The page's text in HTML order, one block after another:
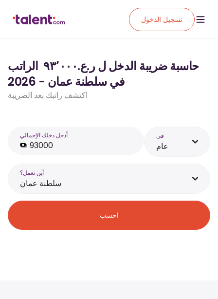
تسجيل الدخول
حاسبة ضريبة الدخل ل ر.ع.‏٩٣٬٠٠٠ ‏ الراتب
في سلطنة عمان - 2026
اكتشف راتبك بعد الضريبة
أَدخل دخلك الإجمالي في
عام
أين تعمل؟
سلطنة عمان
احسب